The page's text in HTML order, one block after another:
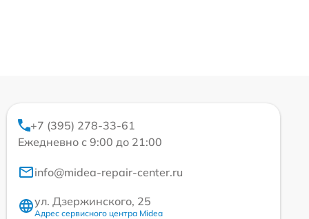
+7 (395) 278-33-61
Ежедневно с 9:00 до 21:00
info@midea-repair-center.ru
ул. Дзержинского, 25
Адрес сервисного центра Midea